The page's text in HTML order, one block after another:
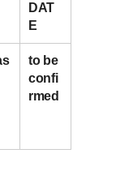
DAT
E
to be
confi
rmed